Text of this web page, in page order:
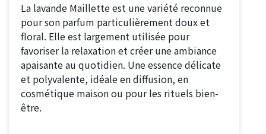
La lavande Maillette est une variété reconnue
pour son parfum particulièrement doux et
floral. Elle est largement utilisée pour
favoriser la relaxation et créer une ambiance
apaisante au quotidien. Une essence délicate
et polyvalente, idéale en diffusion, en
cosmétique maison ou pour les rituels bien-
être.